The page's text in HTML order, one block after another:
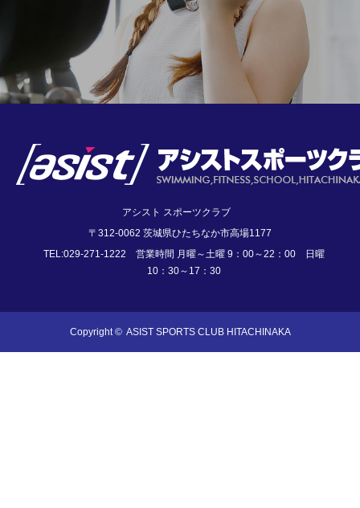
アシスト スポーツクラブ
〒312-0062 茨城県ひたちなか市高場1177
TEL:029-271-1222 営業時間 月曜～土曜 9：00～22：00 日曜
10：30～17：30
Copyright © ASIST SPORTS CLUB HITACHINAKA